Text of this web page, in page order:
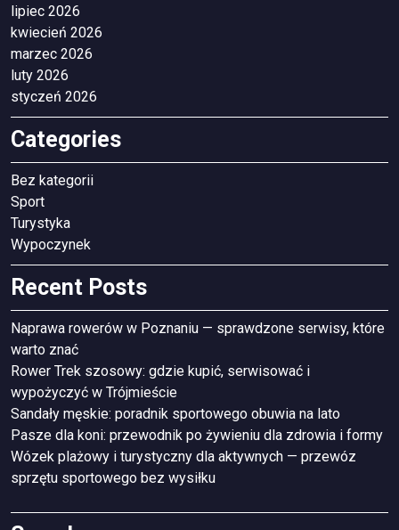
lipiec 2026
kwiecień 2026
marzec 2026
luty 2026
styczeń 2026
Categories
Bez kategorii
Sport
Turystyka
Wypoczynek
Recent Posts
Naprawa rowerów w Poznaniu — sprawdzone serwisy, które
warto znać
Rower Trek szosowy: gdzie kupić, serwisować i
wypożyczyć w Trójmieście
Sandały męskie: poradnik sportowego obuwia na lato
Pasze dla koni: przewodnik po żywieniu dla zdrowia i formy
Wózek plażowy i turystyczny dla aktywnych — przewóz
sprzętu sportowego bez wysiłku